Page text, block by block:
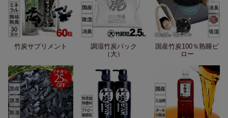
竹炭サプリメント
調湿竹炭パック
（大）
国産竹炭100％熟睡ピ
ロー